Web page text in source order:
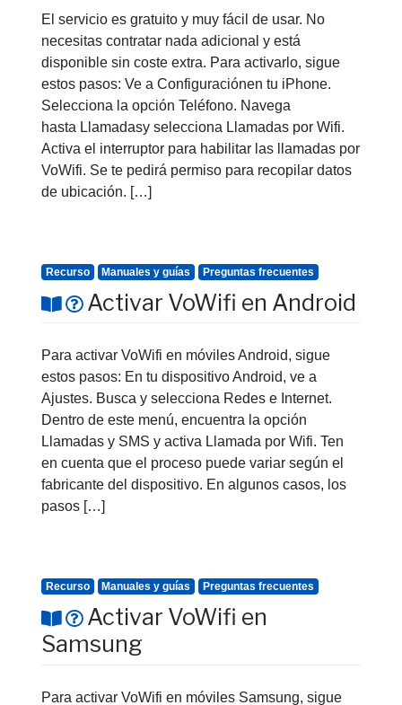
El servicio es gratuito y muy fácil de usar. No
necesitas contratar nada adicional y está
disponible sin coste extra. Para activarlo, sigue
estos pasos: Ve a Configuraciónen tu iPhone.
Selecciona la opción Teléfono. Navega
hasta Llamadasy selecciona Llamadas por Wifi.
Activa el interruptor para habilitar las llamadas por
VoWifi. Se te pedirá permiso para recopilar datos
de ubicación. […]
Recurso Manuales y guías Preguntas frecuentes
Activar VoWifi en Android
Para activar VoWifi en móviles Android, sigue
estos pasos: En tu dispositivo Android, ve a
Ajustes. Busca y selecciona Redes e Internet.
Dentro de este menú, encuentra la opción
Llamadas y SMS y activa Llamada por Wifi. Ten
en cuenta que el proceso puede variar según el
fabricante del dispositivo. En algunos casos, los
pasos […]
Recurso Manuales y guías Preguntas frecuentes
Activar VoWifi en
Samsung
Para activar VoWifi en móviles Samsung, sigue